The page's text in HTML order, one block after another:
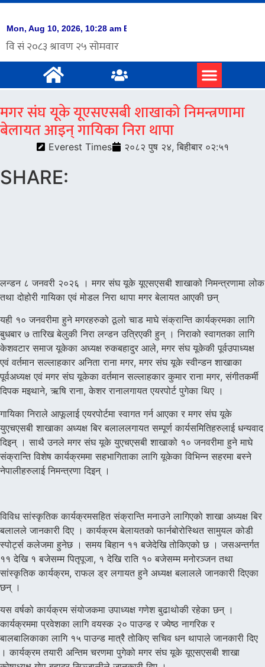
मगर संघ यूके यूएसएसबी शाखाको निमन्त्रणामा
बेलायत आइन् गायिका निरा थापा
Everest Times २०८२ पुष २४, बिहीबार ०२:५१
SHARE:
लन्डन ८ जनवरी २०२६ । मगर संघ यूके यूएसएसबी शाखाको निमन्त्रणामा लोक
तथा दोहोरी गायिका एवं मोडल निरा थापा मगर बेलायत आएकी छन्
यही १० जनवरीमा हुने मगरहरुको ठूलो चाड माघे संक्रान्ति कार्यक्रमका लागि
बुधबार ७ तारिख बेलुकी निरा लन्डन उत्रिएकी हुन् । निराको स्वागतका लागि
केशवटार समाज यूकेका अध्यक्ष रुकबहादुर आले, मगर संघ यूकेकी पूर्वउपाध्यक्ष
एवं वर्तमान सल्लाहकार अनिता राना मगर, मगर संघ यूके स्वीन्डन शाखाका
पूर्वअध्यक्ष एवं मगर संघ यूकेका वर्तमान सल्लाहकार कुमार राना मगर, संगीतकर्मी
दिपक मइथाने, ऋषि राना, केशर रानालगायत एयरपोर्ट पुगेका थिए ।
गायिका निराले आफूलाई एयरपोर्टमा स्वागत गर्न आएका र मगर संघ यूके
युएचएसबी शाखाका अध्यक्ष बिर बलाललगायत सम्पूर्ण कार्यसमितिहरुलाई धन्यवाद
दिइन् । साथै उनले मगर संघ यूके युएचएसबी शाखाको १० जनवरीमा हुने माघे
संक्रान्ति विशेष कार्यक्रममा सहभागिताका लागि यूकेका विभिन्न सहरमा बस्ने
नेपालीहरुलाई निमन्त्रणा दिइन् ।
विविध सांस्कृतिक कार्यक्रमसहित संक्रान्ति मनाउने लागिएको शाखा अध्यक्ष बिर
बलालले जानकारी दिए । कार्यक्रम बेलायतको फार्नबोरोस्थित सामुयल कोडी
स्पोर्ट्स कलेजमा हुनेछ । समय बिहान ११ बजेदेखि तोकिएको छ । जसअन्तर्गत
११ देखि १ बजेसम्म पितृपूजा, १ देखि राति १० बजेसम्म मनोरञ्जन तथा
सांस्कृतिक कार्यक्रम, राफल ड्र लगायत हुने अध्यक्ष बलालले जानकारी दिएका
छन् ।
यस वर्षको कार्यक्रम संयोजकमा उपाध्यक्ष गणेश बुढाथोकी रहेका छन् ।
कार्यक्रममा प्रवेशका लागि वयस्क २० पाउन्ड र ज्येष्ठ नागरिक र
बालबालिकाका लागि १५ पाउन्ड मात्रै तोकिए सचिव धन थापाले जानकारी दिए
। कार्यक्रम तयारी अन्तिम चरणमा पुगेको मगर संघ यूके यूएसएसबी शाखा